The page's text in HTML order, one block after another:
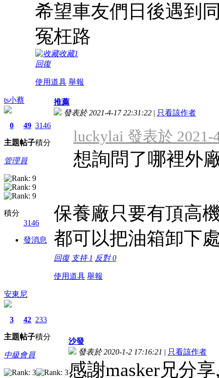
希望車友們日後遇到
冤枉
收藏1
回復
使用道具 舉報
ts小蔡
0
主題
49
帖子
3146
積分
管理員
積分
3146
發消息
推薦
發表於 2021-4-17 22:31:22 | 只看該作者
luckylai 發表於 2021-
想詢問了哪裡外
保養廠只要有頂高
都可以把油箱卸下
回復 支持 1 反對0
使用道具 舉報
安東尼
3
主題
42
帖子
233
積分
中級會員
沙發
發表於 2020-1-2 17:16:21 | 只看該作者
感謝masker兄分